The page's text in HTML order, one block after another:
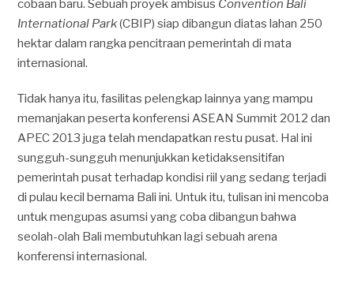
cobaan baru. Sebuah proyek ambisus Convention Bali
International Park(CBIP) siap dibangun diatas lahan 250
hektar dalam rangka pencitraan pemerintah di mata
internasional.
Tidak hanya itu, fasilitas pelengkap lainnya yang mampu
memanjakan peserta konferensi ASEAN Summit 2012 dan
APEC 2013 juga telah mendapatkan restu pusat. Hal ini
sungguh-sungguh menunjukkan ketidaksensitifan
pemerintah pusat terhadap kondisi riil yang sedang terjadi
di pulau kecil bernama Bali ini. Untuk itu, tulisan ini mencoba
untuk mengupas asumsi yang coba dibangun bahwa
seolah-olah Bali membutuhkan lagi sebuah arena
konferensi internasional.